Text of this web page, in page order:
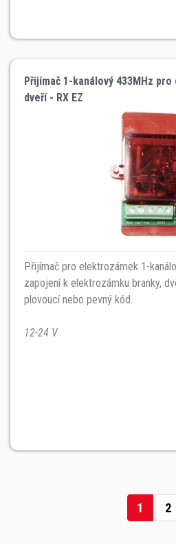
Přijímač 1-kanálový 433MHz
dveří - RX EZ
Přijímač pro elektrozámek 1-
zapojení k elektrozámku branky,
plovoucí nebo pevný kód.
12-24 V
1 2